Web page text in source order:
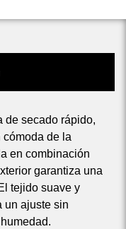
de secado rápido,
cómoda de la
en combinación
garantiza una
tejido suave y
un ajuste sin